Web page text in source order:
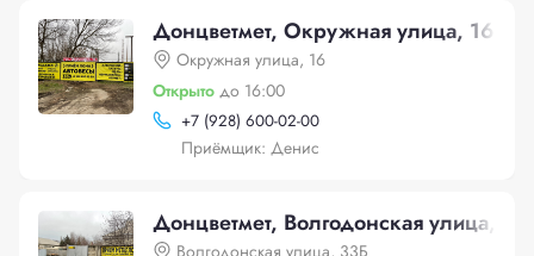
Донцветмет, Окружная улица, 16
Окружная улица, 16
Открыто до 16:00
+7 (928) 600-02-00
Приёмщик: Денис
Донцветмет, Волгодонская улица,
Волгодонская улица, 33Б